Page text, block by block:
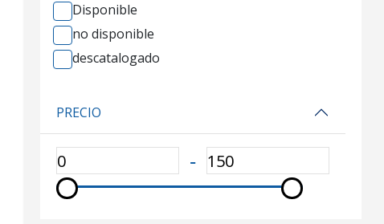
Disponible
no disponible
descatalogado
PRECIO
‐